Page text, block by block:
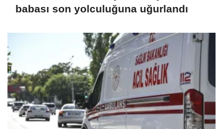
babası son yolculuğuna uğurlandı